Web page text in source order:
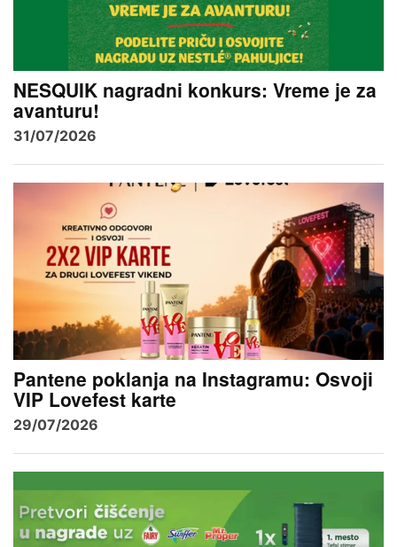
NESQUIK nagradni konkurs: Vreme je za
avanturu!
31/07/2026
Pantene poklanja na Instagramu: Osvoji
VIP Lovefest karte
29/07/2026